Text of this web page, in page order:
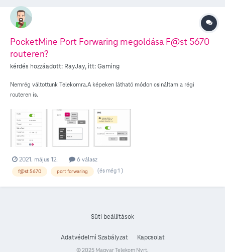
PocketMine Port Forwaring megoldása F@st 5670
routeren?
kérdés hozzáadott: RayJay, itt:Gaming
Nemrég váltottunk Telekomra.A képeken látható módon csináltam a régi
routeren is.
2021. május 12. 6 válasz
f@st 5670 port forwaring (és még 1 )
Süti beállítások
Adatvédelmi Szabályzat Kapcsolat
© 2025 Magyar Telekom Nyrt.